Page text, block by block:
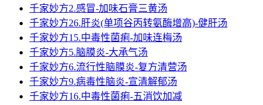
千家妙方2.感冒-加味石膏三黄汤
千家妙方26.肝炎(单项谷丙转氨酶增高)-健肝汤
千家妙方15.中毒性菌痢-加味连梅汤
千家妙方5.脑膜炎-大承气汤
千家妙方6.流行性脑膜炎-复方清营汤
千家妙方9.病毒性脑炎-宣清解郁汤
千家妙方16.中毒性菌痢-五消饮加减